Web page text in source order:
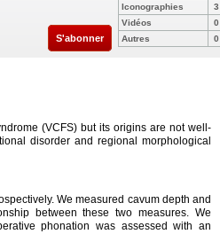
S'abonner
Iconographies
3
Vidéos
0
Autres
0
(VCFS) but its origins are not well-
disorder and regional morphological
We measured cavum depth and
between these two measures. We
phonation was assessed with an